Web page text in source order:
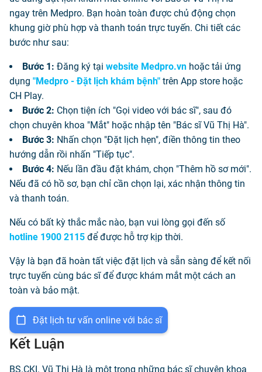
ngay trên Medpro. Bạn hoàn toàn được chủ động chọn
khung giờ phù hợp và thanh toán trực tuyến. Chi tiết các
bước như sau:
Bước 1: Đăng ký tại website Medpro.vn hoặc tải ứng
dụng "Medpro - Đặt lịch khám bệnh" trên App store hoặc
CH Play.
Bước 2: Chọn tiện ích "Gọi video với bác sĩ", sau đó
chọn chuyên khoa "Mắt" hoặc nhập tên "Bác sĩ Vũ Thị Hà".
Bước 3: Nhấn chọn "Đặt lịch hẹn", điền thông tin theo
hướng dẫn rồi nhấn "Tiếp tục".
Bước 4: Nếu lần đầu đặt khám, chọn "Thêm hồ sơ mới".
Nếu đã có hồ sơ, bạn chỉ cần chọn lại, xác nhận thông tin
và thanh toán.
Nếu có bất kỳ thắc mắc nào, bạn vui lòng gọi đến số
hotline 1900 2115 để được hỗ trợ kịp thời.
Vậy là bạn đã hoàn tất việc đặt lịch và sẵn sàng để kết nối
trực tuyến cùng bác sĩ để được khám mắt một cách an
toàn và bảo mật.
Đặt lịch tư vấn online với bác sĩ
Kết Luận
BS.CKI. Vũ Thị Hà là một trong những bác sĩ chuyên khoa